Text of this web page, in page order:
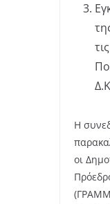
Η
οι